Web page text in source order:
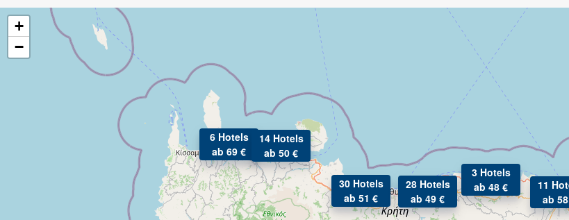
11
ab
3 Hotels
ab 48 €
6 Hotels
ab 69 €
14 Hotels
ab 50 €
28 Hotels
ab 49 €
30 Hotels
ab 51 €
+
−